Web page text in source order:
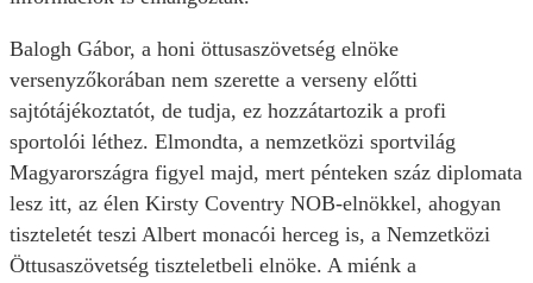
Balogh Gábor, a honi öttusaszövetség elnöke
versenyzőkorában nem szerette a verseny előtti
sajtótájékoztatót, de tudja, ez hozzátartozik a profi
sportolói léthez. Elmondta, a nemzetközi sportvilág
Magyarországra figyel majd, mert pénteken száz diplomata
lesz itt, az élen Kirsty Coventry NOB-elnökkel, ahogyan
tiszteletét teszi Albert monacói herceg is, a Nemzetközi
Öttusaszövetség tiszteletbeli elnöke. A miénk a